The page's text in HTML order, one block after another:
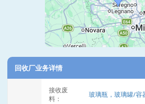
回收厂业务详情
接收废
料：
玻璃瓶，玻璃罐/容